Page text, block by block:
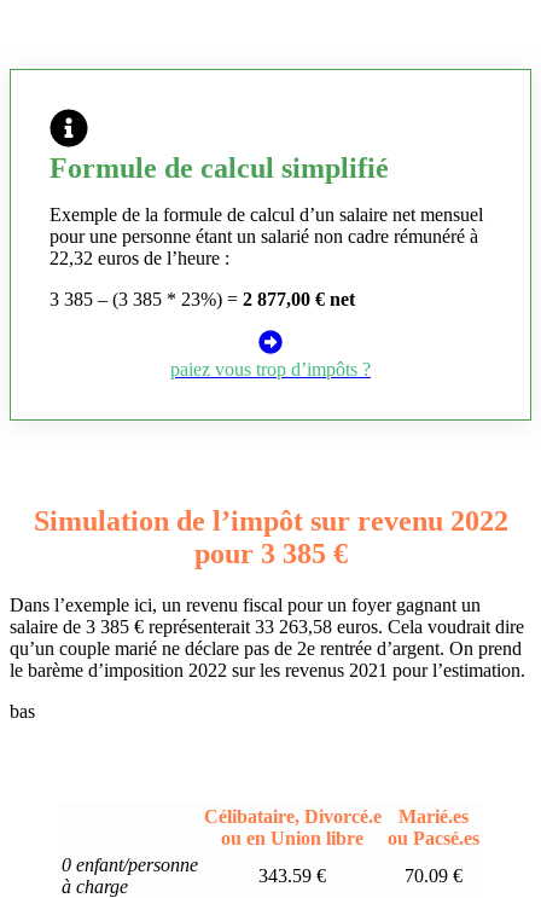
Formule de calcul simplifié
Exemple de la formule de calcul d’un salaire net mensuel
pour une personne étant un salarié non cadre rémunéré à
22,32 euros de l’heure :
3 385 – (3 385 * 23%) = 2 877,00 € net
paiez vous trop d’impôts ?
Simulation de l’impôt sur revenu 2022
pour 3 385 €
Dans l’exemple ici, un revenu fiscal pour un foyer gagnant un
salaire de 3 385 € représenterait 33 263,58 euros. Cela voudrait dire
qu’un couple marié ne déclare pas de 2e rentrée d’argent. On prend
le barème d’imposition 2022 sur les revenus 2021 pour l’estimation.
bas
Célibataire, Divorcé.e
ou en Union libre
Marié.es
ou Pacsé.es
0 enfant/personne
à charge
343.59 €
70.09 €